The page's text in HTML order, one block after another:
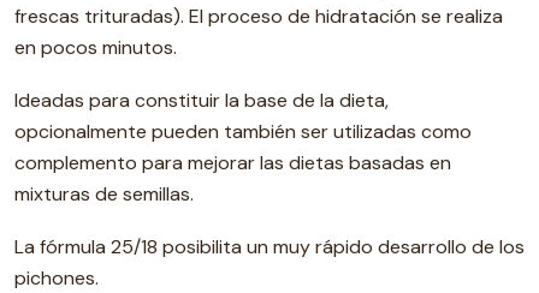
frescas trituradas). El proceso de hidratación se realiza
en pocos minutos.
Ideadas para constituir la base de la dieta,
opcionalmente pueden también ser utilizadas como
complemento para mejorar las dietas basadas en
mixturas de semillas.
La fórmula 25/18 posibilita un muy rápido desarrollo de los
pichones.